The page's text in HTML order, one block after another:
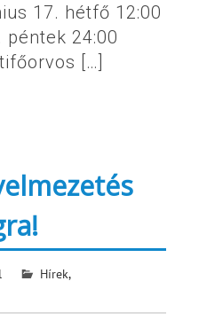
17. hétfő 12:00
24:00
[…]
Hírek,